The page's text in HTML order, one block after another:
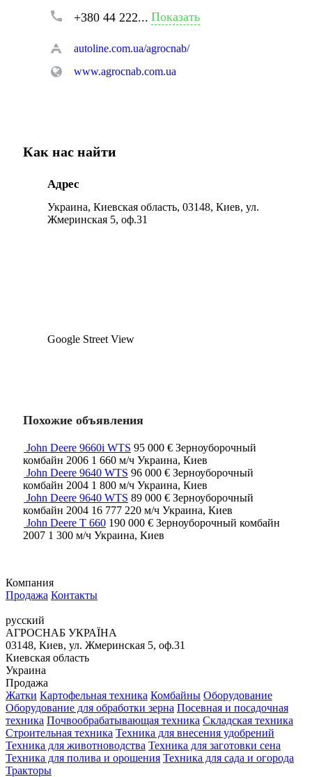
+380 44 222... Показать
autoline.com.ua/agrocnab/
www.agrocnab.com.ua
Как нас найти
Адрес
Украина, Киевская область, 03148, Киев, ул.
Жмеринская 5, оф.31
Google Street View
Похожие объявления
John Deere 9660i WTS 95 000 € Зерноуборочный
комбайн 2006 1 660 м/ч Украина, Киев
John Deere 9640 WTS 96 000 € Зерноуборочный
комбайн 2004 1 800 м/ч Украина, Киев
John Deere 9640 WTS 89 000 € Зерноуборочный
комбайн 2004 16 777 220 м/ч Украина, Киев
John Deere T 660 190 000 € Зерноуборочный комбайн
2007 1 300 м/ч Украина, Киев
Компания
Продажа Контакты
русский
АГРОСНАБ УКРАЇНА
03148, Киев, ул. Жмеринская 5, оф.31
Киевская область
Украина
Продажа
Жатки Картофельная техника Комбайны Оборудование
Оборудование для обработки зерна Посевная и посадочная
техника Почвообрабатывающая техника Складская техника
Строительная техника Техника для внесения удобрений
Техника для животноводства Техника для заготовки сена
Техника для полива и орошения Техника для сада и огорода
Тракторы